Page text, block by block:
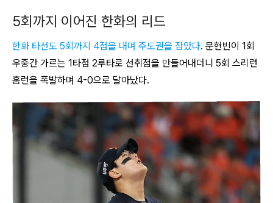
5회까지 이어진 한화의 리드
한화 타선도 5회까지 4점을 내며 주도권을 잡았다. 문현빈이 1회
우중간 가르는 1타점 2루타로 선취점을 만들어내더니 5회 스리런
홈런을 폭발하며 4-0으로 달아났다.